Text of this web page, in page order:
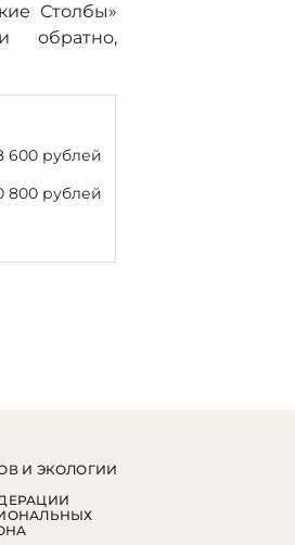
Столбы»
обратно,
600 рублей
800 рублей
И ЭКОЛОГИИ